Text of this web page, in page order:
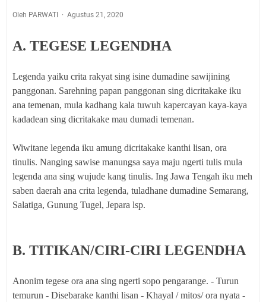
Oleh PARWATI Agustus 21, 2020
A. TEGESE LEGENDHA
Legenda yaiku crita rakyat sing isine dumadine sawijining
panggonan. Sarehning papan panggonan sing dicritakake iku
ana temenan, mula kadhang kala tuwuh kapercayan kaya-kaya
kadadean sing dicritakake mau dumadi temenan.
Wiwitane legenda iku amung dicritakake kanthi lisan, ora
tinulis. Nanging sawise manungsa saya maju ngerti tulis mula
legenda ana sing wujude kang tinulis. Ing Jawa Tengah iku meh
saben daerah ana crita legenda, tuladhane dumadine Semarang,
Salatiga, Gunung Tugel, Jepara lsp.
B. TITIKAN/CIRI-CIRI LEGENDHA
Anonim tegese ora ana sing ngerti sopo pengarange. - Turun
temurun - Disebarake kanthi lisan - Khayal / mitos/ ora nyata -